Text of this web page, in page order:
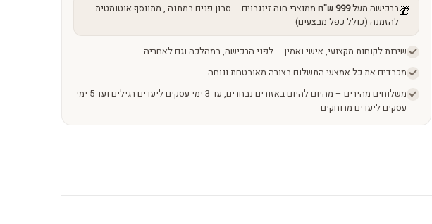
🎁ברכישה מעל999 ש"ח ממוצרי חוה זינגבוים – סבון פנים במתנה , מתווסף אוטומטית
להזמנה (כולל כפל מבצעים)
שירות לקוחות מקצועי, אישי ואמין – לפני הרכישה, במהלכה וגם לאחריה
מכבדים את כל אמצעי התשלום בצורה מאובטחת ונוחה
משלוחים מהירים – מהיום להיום באזורים נבחרים, עד 3 ימי עסקים ליעדים רגילים ועד 5 ימי
עסקים ליעדים מרוחקים